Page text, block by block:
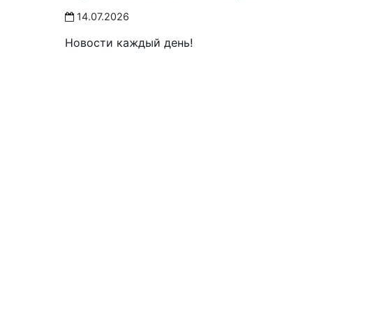
14.07.2026
Новости каждый день!